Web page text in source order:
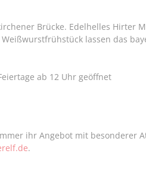
Brücke. Edelhelles Hirter
lassen das
ab 12 Uhr geöffnet
ihr Angebot mit besonderer
.